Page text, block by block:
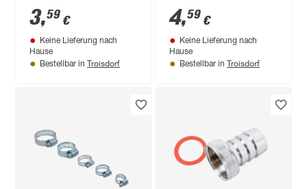
12 mm
3,59 €
Keine Lieferung nach
Hause
Bestellbar in Troisdorf
12 mm
4,59 €
Keine Lieferung nach
Hause
Bestellbar in Troisdorf